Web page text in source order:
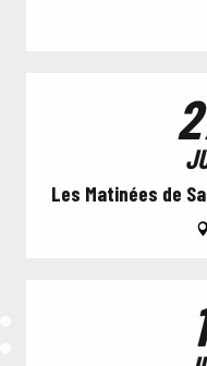
Les Matinées de